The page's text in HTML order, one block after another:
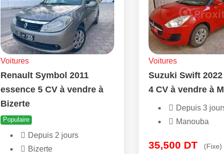
Voitures
Renault Symbol 2011
essence 5 CV à vendre à
Bizerte
Populaire
Depuis 2 jours
Bizerte
Voitures
Suzuki Swift
4 CV à vendre à
Depuis 3
Manouba
35,500 DT (Fixe)